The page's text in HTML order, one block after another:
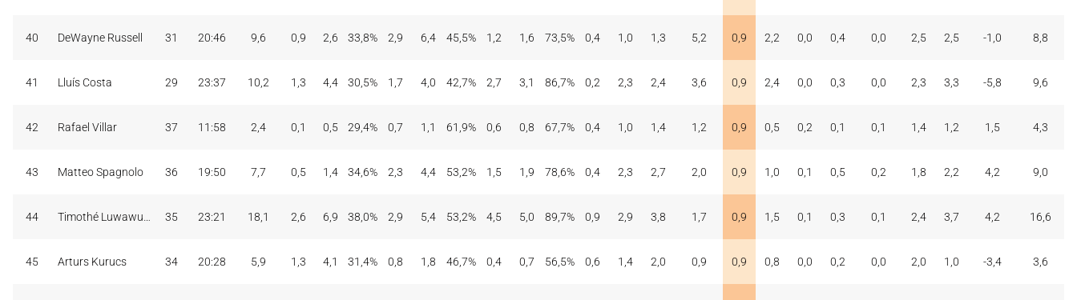
40 DeWayne Russell 31 20:46 9,6 0,9 2,6 33,8% 2,9 6,4 45,5% 1,2 1,6 73,5% 0,4 1,0 1,3 5,2 0,9 2,2 0,0 0,4 0,0 2,5 2,5 -1,0 8,8
41 Lluís Costa 29 23:37 10,2 1,3 4,4 30,5% 1,7 4,0 42,7% 2,7 3,1 86,7% 0,2 2,3 2,4 3,6 0,9 2,4 0,0 0,3 0,0 2,3 3,3 -5,8 9,6
42 Rafael Villar 37 11:58 2,4 0,1 0,5 29,4% 0,7 1,1 61,9% 0,6 0,8 67,7% 0,4 1,0 1,4 1,2 0,9 0,5 0,2 0,1 0,1 1,4 1,2 1,5 4,3
43 Matteo Spagnolo 36 19:50 7,7 0,5 1,4 34,6% 2,3 4,4 53,2% 1,5 1,9 78,6% 0,4 2,3 2,7 2,0 0,9 1,0 0,1 0,5 0,2 1,8 2,2 4,2 9,0
44 35 23:21 18,1 2,6 6,9 38,0% 2,9 5,4 53,2% 4,5 5,0 89,7% 0,9 2,9 3,8 1,7 0,9 1,5 0,1 0,3 0,1 2,4 3,7 4,2 16,6
45 Arturs Kurucs 34 20:28 5,9 1,3 4,1 31,4% 0,8 1,8 46,7% 0,4 0,7 56,5% 0,6 1,4 2,0 0,9 0,9 0,8 0,0 0,2 0,0 2,0 1,0 -3,4 3,6